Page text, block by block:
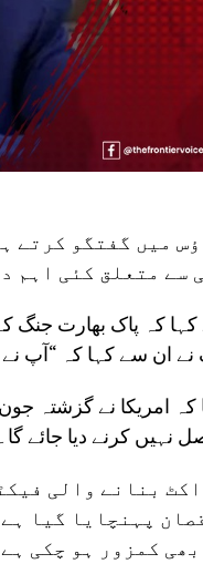
میں گفتگو کرتے
سے متعلق کئی اہم
امریکا نے گزشتہ
نہیں کرنے دیا جائے گا۔
کہا کہ ایران کی 90 فیصد
پہنچایا گیا
کمزور ہو چکی